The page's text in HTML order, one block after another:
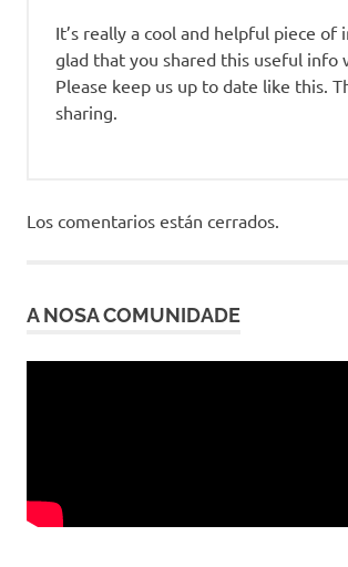
It’s really a cool and helpful piece of
glad that you shared this useful info
Please keep us up to date like this.
sharing.
Los comentarios están cerrados.
A NOSA COMUNIDADE